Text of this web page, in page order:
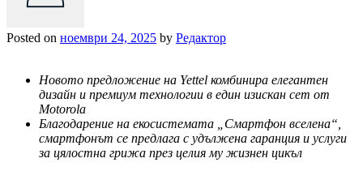
Posted on ноември 24, 2025 by Редактор
Новото предложение на Yettel комбинира елегантен
дизайн и премиум технологии в един изискан сет от
Motorola
Благодарение на екосистемата „Смартфон вселена“,
смартфонът се предлага с удължена гаранция и услуги
за цялостна грижа през целия му жизнен цикъл